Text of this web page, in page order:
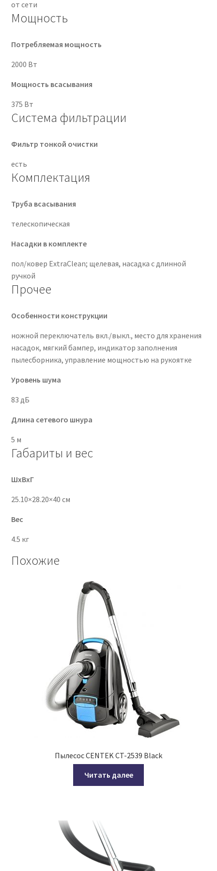
от сети
Мощность
Потребляемая мощность
2000 Вт
Мощность всасывания
375 Вт
Система фильтрации
Фильтр тонкой очистки
есть
Комплектация
Труба всасывания
телескопическая
Насадки в комплекте
пол/ковер ExtraClean; щелевая, насадка с длинной
ручкой
Прочее
Особенности конструкции
ножной переключатель вкл./выкл., место для хранения
насадок, мягкий бампер, индикатор заполнения
пылесборника, управление мощностью на рукоятке
Уровень шума
83 дБ
Длина сетевого шнура
5 м
Габариты и вес
ШхВхГ
25.10×28.20×40 см
Вес
4.5 кг
Похожие
Пылесос CENTEK CT-2539 Black
Читать далее